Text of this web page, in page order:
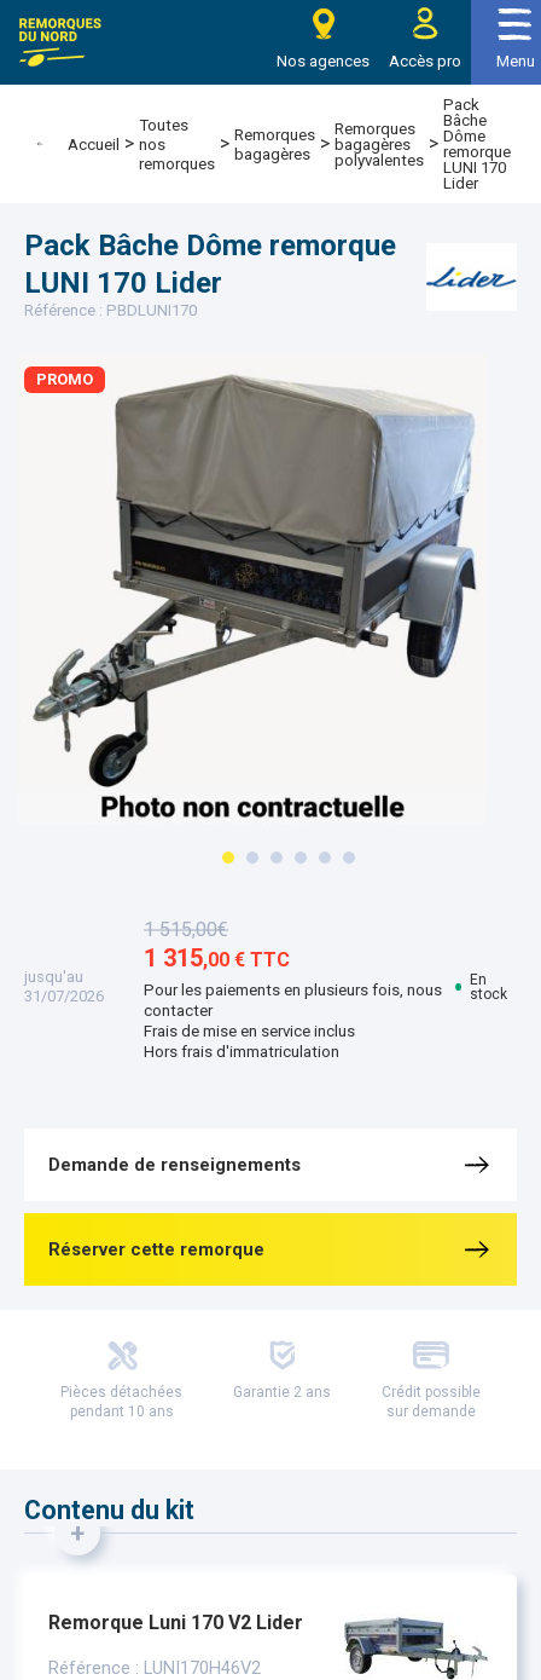
Remorques du nord
Nos agences Accès pro Menu
Accueil >
Toutes
nos
remorques
>Remorques
bagagères >
Remorques
bagagères
polyvalentes
>
Pack
Bâche
Dôme
remorque
LUNI 170
Lider
PROMO
jusqu'au
31/07/2026
1 515,00€
1 315,00 € TTC
Pour les paiements en plusieurs fois, nous
contacter
Frais de mise en service inclus
Hors frais d'immatriculation
En
stock
Pack Bâche Dôme remorque
LUNI 170 Lider
Référence : PBDLUNI170
Demande de renseignements
Réserver cette remorque
Pièces détachées
pendant 10 ans
Garantie 2 ans
Crédit possible
sur demande
Contenu du kit
+
Remorque Luni 170 V2 Lider
Référence : LUNI170H46V2